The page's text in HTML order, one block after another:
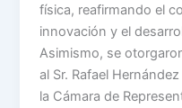
física, reafirmando el
innovación y el
Asimismo, se
al Sr. Rafael
la Cámara de